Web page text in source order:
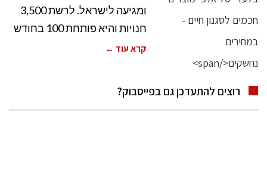
ומגיעה לישראל. לרשת 3,500
חנויות והיא פותחת 100 בחודש
קרא עוד ←
רוצים להתעדכן גם בפייסבוק?